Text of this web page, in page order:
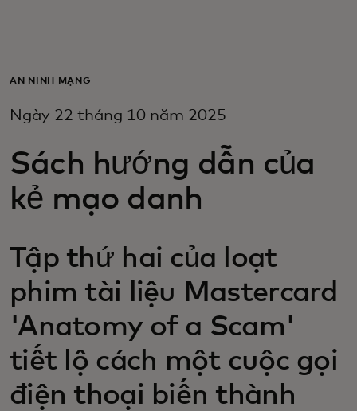
Dành cho doanh nghiệp
Dành cho nhà đổi mới
AN NINH MẠNG
Ngày 22 tháng 10 năm 2025
Sách hướng dẫn của
kẻ mạo danh
Tập thứ hai của loạt
phim tài liệu Mastercard
'Anatomy of a Scam'
tiết lộ cách một cuộc gọi
điện thoại biến thành